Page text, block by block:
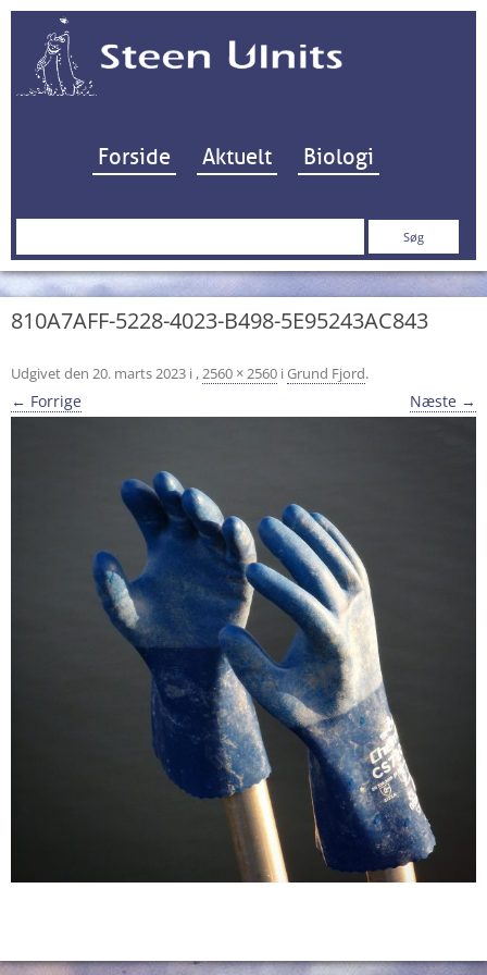
Hop til indhold
Forside Aktuelt Biologi
Søg
810A7AFF-5228-4023-B498-5E95243AC843
Udgivet den 20. marts 2023 i ,2560 × 2560 iGrund Fjord.
← Forrige Næste →